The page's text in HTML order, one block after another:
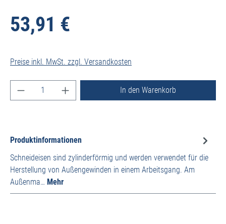
53,91 €
Preise inkl. MwSt. zzgl. Versandkosten
Produkt Anzahl: Gib den gewünschten Wert ein
In den Warenkorb
Produktinformationen
Schneideisen sind zylinderförmig und werden verwendet für die
Herstellung von Außengewinden in einem Arbeitsgang. Am
Außenma… Mehr